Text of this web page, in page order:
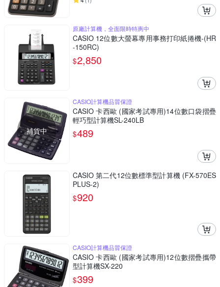
原廠計算機，全面限時特惠中
CASIO 12位數大螢幕專用事務打印紙捲機-(HR
-150RC)
$2,850
補貨中
CASIO計算機品質保證
CASIO 卡西歐 (國家考試專用)14位數口袋摺疊
輕巧型計算機SL-240LB
$489
CASIO 第二代12位數標準型計算機 (FX-570ES
PLUS-2)
$920
CASIO計算機品質保證
CASIO 卡西歐 (國家考試專用)12位數摺疊攜帶
型計算機SX-220
$399